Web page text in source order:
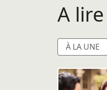
A
À LA UNE